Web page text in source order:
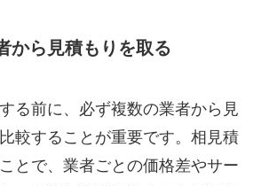
から見積もりを取る
る前に、必ず複数の業者から見
較することが重要です。相見積
とで、業者ごとの価格差やサー